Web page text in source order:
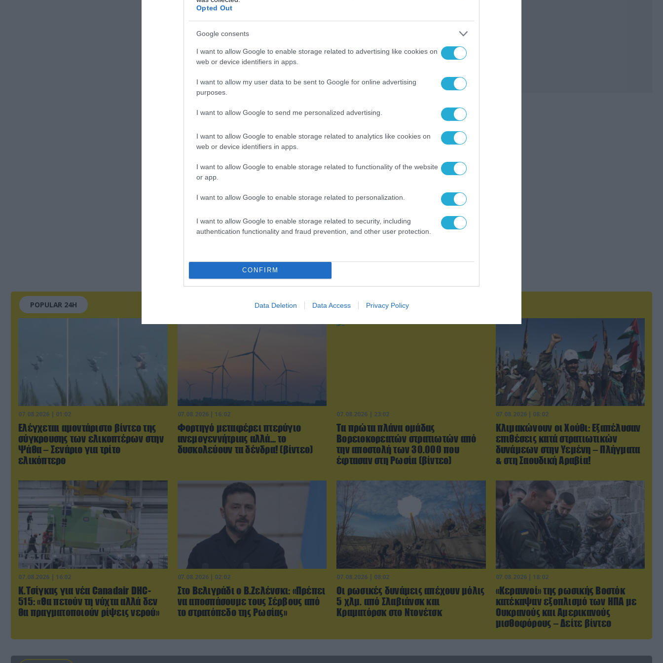
Opted Out
Google consents
I want to allow Google to enable storage related to advertising like cookies on
web or device identifiers in apps.
I want to allow my user data to be sent to Google for online advertising
purposes.
I want to allow Google to send me personalized advertising.
I want to allow Google to enable storage related to analytics like cookies on
web or device identifiers in apps.
I want to allow Google to enable storage related to functionality of the website
or app.
I want to allow Google to enable storage related to personalization.
I want to allow Google to enable storage related to security, including
authentication functionality and fraud prevention, and other user protection.
CONFIRM
Data Deletion Data Access Privacy Policy
POPULAR 24H
07.08.2026 | 01:02
Ελέγχεται αμοντάριστο βίντεο της
σύγκρουσης των ελικοπτέρων στην
Ψάθα – Σενάριο για τρίτο
ελικόπτερο
07.08.2026 | 16:02
Φορτηγό μεταφέρει πτερύγιο
ανεμογεννήτριας αλλά… το
δυσκολεύουν τα δένδρα! (βίντεο)
07.08.2026 | 23:02
Τα πρώτα πλάνα ομάδας
Βορειοκορεατών στρατιωτών από
την αποστολή των 30.000 που
έφτασαν στη Ρωσία (βίντεο)
07.08.2026 | 08:02
Κλιμακώνουν οι Χούθι: Eξαπέλυσαν
επιθέσεις κατά στρατιωτικών
δυνάμεων στην Υεμένη – Πλήγματα
& στη Σαουδική Αραβία!
07.08.2026 | 16:02
Κ.Τσίγκας για νέα Canadair DHC-
515: «Θα πετούν τη νύχτα αλλά δεν
θα πραγματοποιούν ρίψεις νερού»
07.08.2026 | 02:02
Στο Βελιγράδι ο Β.Ζελένσκι: «Πρέπει
να αποσπάσουμε τους Σέρβους από
το στρατόπεδο της Ρωσίας»
07.08.2026 | 08:02
Οι ρωσικές δυνάμεις απέχουν μόλις
5 χλμ. από Σλαβιάνσκ και
Κραματόρσκ στο Ντονέτσκ
07.08.2026 | 18:02
«Κεραυνοί» της ρωσικής Βοστόκ
κατέκαψαν εξοπλισμό των ΗΠΑ με
Ουκρανούς και Αμερικανούς
μισθοφόρους – Δείτε βίντεο